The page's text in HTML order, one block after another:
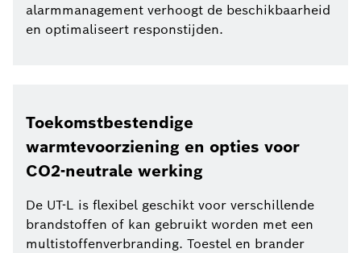
alarmmanagement verhoogt de beschikbaarheid
en optimaliseert responstijden.
Toekomstbestendige
warmtevoorziening en opties voor
CO2-neutrale werking
De UT-L is flexibel geschikt voor verschillende
brandstoffen of kan gebruikt worden met een
multistoffenverbranding. Toestel en brander